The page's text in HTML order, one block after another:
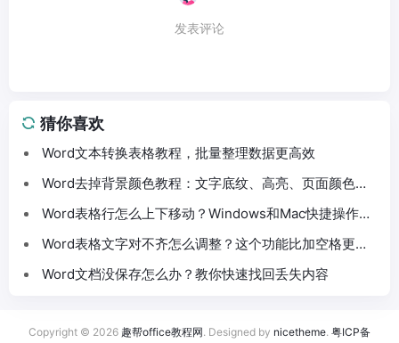
发表评论
猜你喜欢
Word文本转换表格教程，批量整理数据更高效
Word去掉背景颜色教程：文字底纹、高亮、页面颜色这
样处理
Word表格行怎么上下移动？Windows和Mac快捷操作分
Word表格文字对不齐怎么调整？这个功能比加空格更方
Word文档没保存怎么办？教你快速找回丢失内容
Copyright © 2026 趣帮office教程网. Designed by nicetheme. 粤ICP备